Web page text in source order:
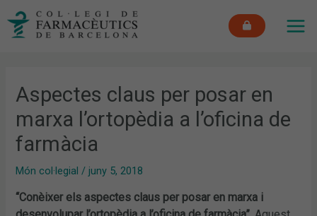
Aspectes claus per posar en
marxa l’ortopèdia a l’oficina de
farmàcia
Món col·legial /juny 5, 2018
“Conèixer els aspectes claus per posar en marxa i